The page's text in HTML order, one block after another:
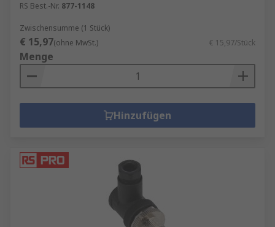
RS Best.-Nr. 877-1148
Zwischensumme (1 Stück)
€ 15,97(ohne MwSt.) € 15,97/Stück
Menge
Hinzufügen